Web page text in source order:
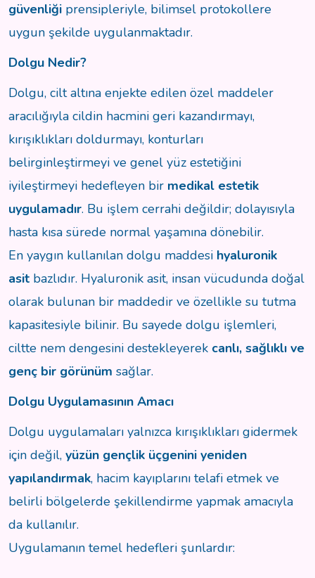
güvenliği prensipleriyle, bilimsel protokollere
uygun şekilde uygulanmaktadır.
Dolgu Nedir?
Dolgu, cilt altına enjekte edilen özel maddeler
aracılığıyla cildin hacmini geri kazandırmayı,
kırışıklıkları doldurmayı, konturları
belirginleştirmeyi ve genel yüz estetiğini
iyileştirmeyi hedefleyen bir medikal estetik
uygulamadır. Bu işlem cerrahi değildir; dolayısıyla
hasta kısa sürede normal yaşamına dönebilir.
En yaygın kullanılan dolgu maddesi hyaluronik
asit bazlıdır. Hyaluronik asit, insan vücudunda doğal
olarak bulunan bir maddedir ve özellikle su tutma
kapasitesiyle bilinir. Bu sayede dolgu işlemleri,
ciltte nem dengesini destekleyerek canlı, sağlıklı ve
genç bir görünüm sağlar.
Dolgu Uygulamasının Amacı
Dolgu uygulamaları yalnızca kırışıklıkları gidermek
için değil, yüzün gençlik üçgenini yeniden
yapılandırmak, hacim kayıplarını telafi etmek ve
belirli bölgelerde şekillendirme yapmak amacıyla
da kullanılır.
Uygulamanın temel hedefleri şunlardır: